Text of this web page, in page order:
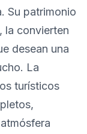
Su patrimonio
la convierten
desean una
La
turísticos